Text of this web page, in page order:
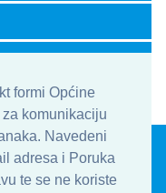
formi Općine
komunikaciju
Navedeni
adresa i Poruka
te se ne koriste
2016 - 2026